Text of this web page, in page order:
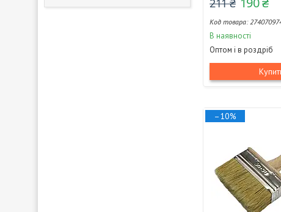
211 ₴
В наявності
Оптом і в роздріб
–10%